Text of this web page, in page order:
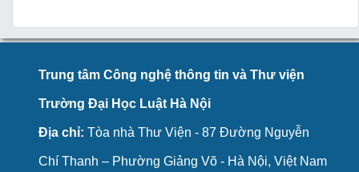
Trung tâm Công nghệ thông tin và Thư viện
Trường Đại Học Luật Hà Nội
Địa chỉ: Tòa nhà Thư Viện - 87 Đường Nguyễn
Chí Thanh – Phường Giảng Võ - Hà Nội, Việt Nam